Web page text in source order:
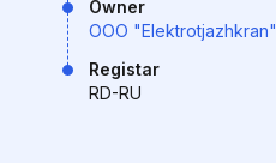
Owner
OOO "Elektrotjazhkran"
Registar
RD-RU